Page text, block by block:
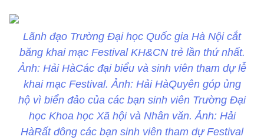
Lãnh đạo Trường Đại học Quốc gia Hà Nội cắt
băng khai mạc Festival KH&CN trẻ lần thứ nhất.
Ảnh: Hải HàCác đại biểu và sinh viên tham dự lễ
khai mạc Festival. Ảnh: Hải HàQuyên góp ủng
hộ vì biển đảo của các bạn sinh viên Trường Đại
học Khoa học Xã hội và Nhân văn. Ảnh: Hải
HàRất đông các bạn sinh viên tham dự Festival